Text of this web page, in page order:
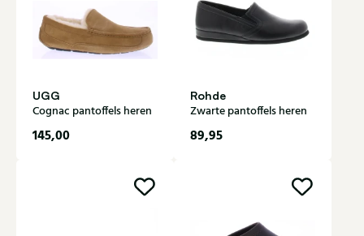
UGG
Cognac pantoffels heren
145,00
Rohde
Zwarte pantoffels heren
89,95